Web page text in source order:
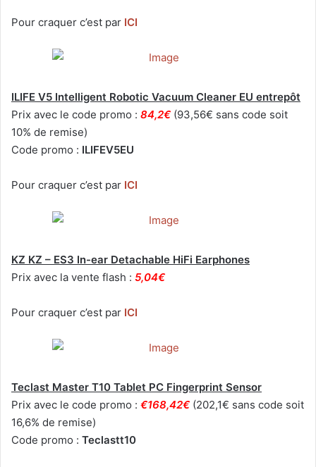
Pour craquer c’est par ICI
ILIFE V5 Intelligent Robotic Vacuum Cleaner EU entrepôt
Prix avec le code promo : 84,2€ (93,56€ sans code soit
10% de remise)
Code promo : ILIFEV5EU
Pour craquer c’est par ICI
KZ KZ – ES3 In-ear Detachable HiFi Earphones
Prix avec la vente flash : 5,04€
Pour craquer c’est par ICI
Teclast Master T10 Tablet PC Fingerprint Sensor
Prix avec le code promo : €168,42€ (202,1€ sans code soit
16,6% de remise)
Code promo : Teclastt10